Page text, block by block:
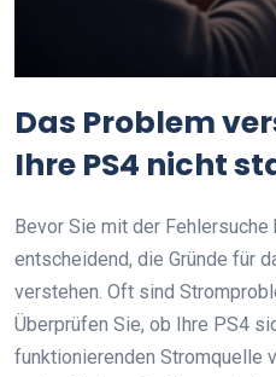
Das Problem
Ihre PS4 nicht
Bevor Sie mit der Fehlersuche
entscheidend, die Gründe für
verstehen. Oft sind
Überprüfen Sie, ob Ihre PS4
funktionierenden Stromquelle